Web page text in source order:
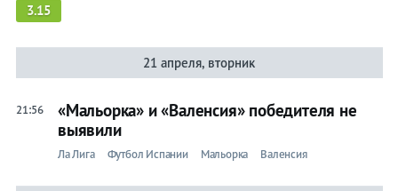
3.15
21 апреля, вторник
21:56
«Мальорка» и «Валенсия» победителя не
выявили
Ла Лига Футбол Испании Мальорка Валенсия